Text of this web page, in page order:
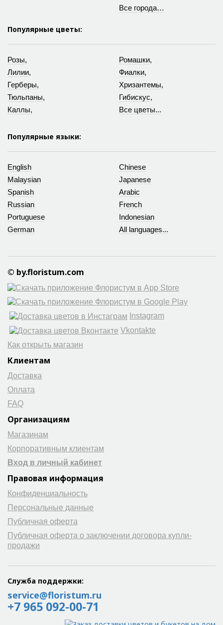
Все города…
Популярные цветы:
Розы,
Лилии,
Герберы,
Тюльпаны,
Каллы,
Ромашки,
Фиалки,
Хризантемы,
Гибискус,
Все цветы...
Популярные языки:
English
Malaysian
Chinese
Japanese
Spanish
Russian
Arabic
French
Portuguese
German
Indonesian
All languages...
© by.floristum.com
Instagram
Vkontakte
Как открыть магазин
Клиентам
Доставка
Оплата
FAQ
Организациям
Магазинам
Корпоративным клиентам
Вход в личный кабинет
Правовая информация
Конфиденциальность
Персональные данные
Публичная оферта
Публичная оферта о заключении договора купли-
продажи
Служба поддержки:
service@floristum.ru
+7 965 092-00-71